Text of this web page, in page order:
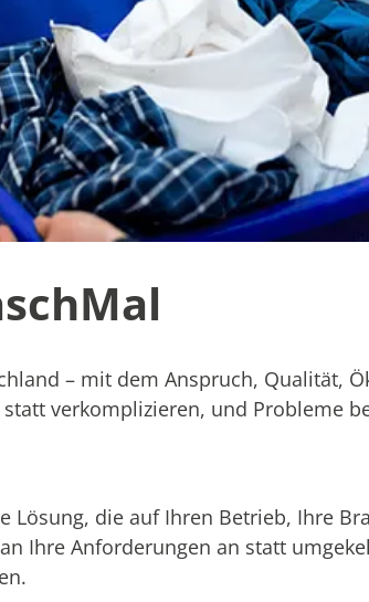
– mit dem Anspruch, Qualität,
verkomplizieren, und Probleme
Lösung, die auf Ihren Betrieb, Ihre
Ihre Anforderungen an statt